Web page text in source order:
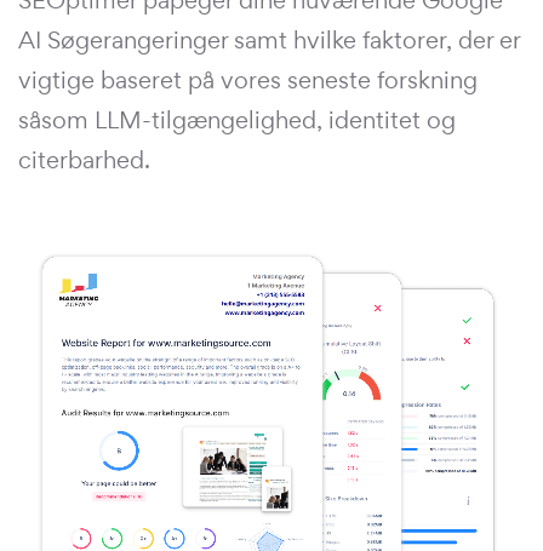
AI Søgerangeringer samt hvilke faktorer, der er
vigtige baseret på vores seneste forskning
såsom LLM-tilgængelighed, identitet og
citerbarhed.